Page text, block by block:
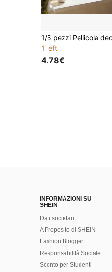
1 left
4.78€
INFORMAZIONI SU
SHEIN
Dati societari
A Proposito di SHEIN
Fashion Blogger
Responsabilità Sociale
Sconto per Studenti